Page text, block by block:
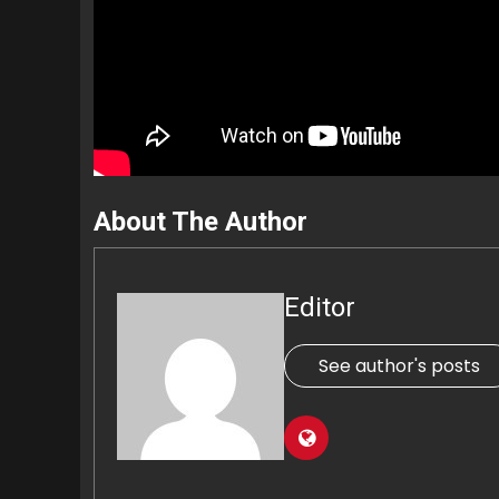
About The Author
Editor
See author's posts
ලංකාවේ ආර්ථිකය හාන්සියි : ෆිච්
බංකොලොත් අඩියේ තබා වාර්තා කරයි